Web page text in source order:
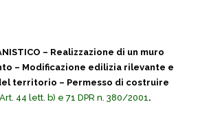
– Realizzazione di un muro
– Modificazione edilizia rilevante e
territorio – Permesso di costruire
Art. 44 lett. b) e 71 DPR n. 380/2001.